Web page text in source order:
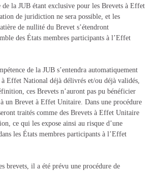
de la JUB étant exclusive pour les Brevets à Effet
de juridiction ne sera possible, et les
de nullité du Brevet s’étendront
des États membres participants à l’Effet
de la JUB s’entendra automatiquement
Effet National déjà délivrés et/ou déjà validés,
ces Brevets n’auront pas pu bénéficier
à un Brevet à Effet Unitaire. Dans une procédure
traités comme des Brevets à Effet Unitaire
ce qui les expose ainsi au risque d’une
les États membres participants à l’Effet
brevets, il a été prévu une procédure de